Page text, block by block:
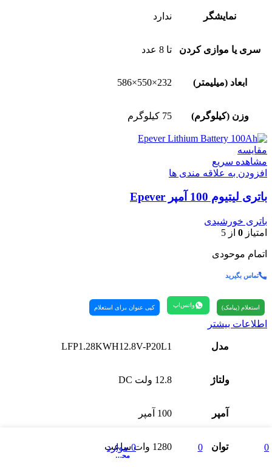
نمایشگر ندارد
سری یا موازی کردن تا 8 عدد
ابعاد (میلیمتر) 232×550×586
وزن (کیلوگرم) 75 کیلوگرم
مقایسه
مشاهده سریع
افزودن به علاقه مندی ها
باتری لیتیوم 100 آمپر Epever
باتری خورشیدی
امتیاز 0 از 5
اتمام موحودی
تماس بگیرید
استعلام (پیامک) واتس‌اپ کپی عنوان برای استعلام
اطلاعات بیشتر
مدل LFP1.28KWH12.8V-P20L1
ولتاژ 12.8 ولت DC
آمپر 100 آمپر
توان 1280 وات ساعت 0
0
0 موارد
محصول